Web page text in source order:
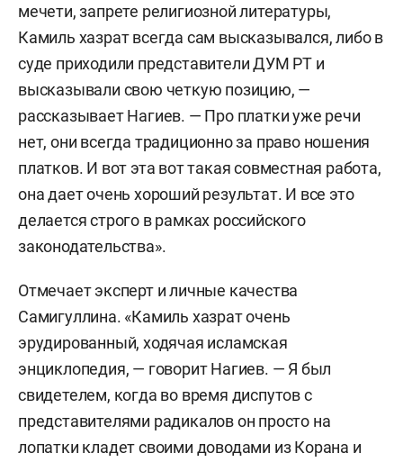
мечети, запрете религиозной литературы,
Камиль хазрат всегда сам высказывался, либо в
суде приходили представители ДУМ РТ и
высказывали свою четкую позицию, —
рассказывает Нагиев. — Про платки уже речи
нет, они всегда традиционно за право ношения
платков. И вот эта вот такая совместная работа,
она дает очень хороший результат. И все это
делается строго в рамках российского
законодательства».
Отмечает эксперт и личные качества
Самигуллина. «Камиль хазрат очень
эрудированный, ходячая исламская
энциклопедия, — говорит Нагиев. — Я был
свидетелем, когда во время диспутов с
представителями радикалов он просто на
лопатки кладет своими доводами из Корана и